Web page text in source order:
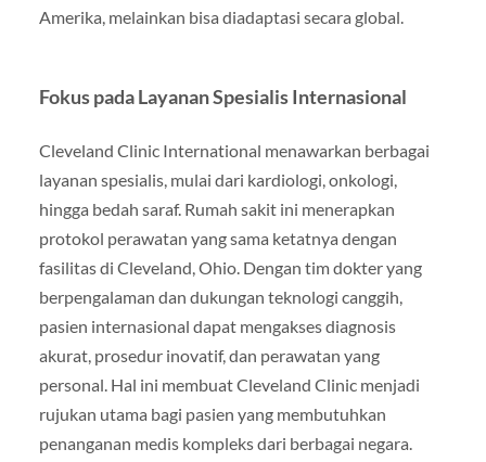
Amerika, melainkan bisa diadaptasi secara global.
Fokus pada Layanan Spesialis Internasional
Cleveland Clinic International menawarkan berbagai
layanan spesialis, mulai dari kardiologi, onkologi,
hingga bedah saraf. Rumah sakit ini menerapkan
protokol perawatan yang sama ketatnya dengan
fasilitas di Cleveland, Ohio. Dengan tim dokter yang
berpengalaman dan dukungan teknologi canggih,
pasien internasional dapat mengakses diagnosis
akurat, prosedur inovatif, dan perawatan yang
personal. Hal ini membuat Cleveland Clinic menjadi
rujukan utama bagi pasien yang membutuhkan
penanganan medis kompleks dari berbagai negara.